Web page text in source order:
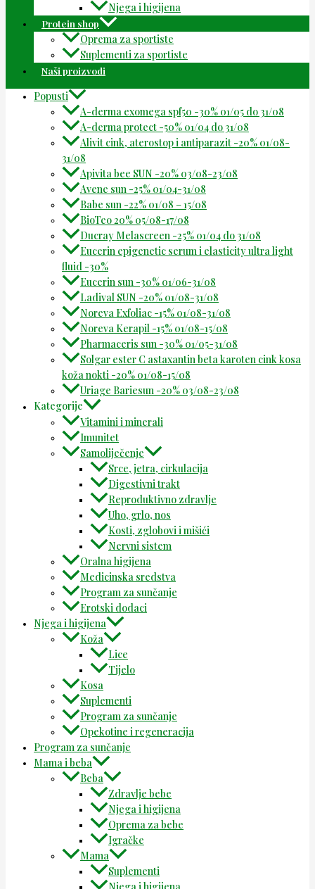
Njega i higijena
Protein shop
Oprema za sportiste
Suplementi za sportiste
Naši proizvodi
Popusti
A-derma exomega spf50 -30% 01/05 do 31/08
A-derma protect -50% 01/04 do 31/08
Alivit cink, aterostop i antiparazit -20% 01/08-
31/08
Apivita bee SUN -20% 03/08-23/08
Avene sun -25% 01/04-31/08
Babe sun -22% 01/08 – 15/08
BioTeo 20% 05/08-17/08
Ducray Melascreen -25% 01/04 do 31/08
Eucerin epigenetic serum i elasticity ultra light
fluid -30%
Eucerin sun -30% 01/06-31/08
Ladival SUN -20% 01/08-31/08
Noreva Exfoliac -15% 01/08-31/08
Noreva Kerapil -15% 01/08-15/08
Pharmaceris sun -30% 01/05-31/08
Solgar ester C astaxantin beta karoten cink kosa
koža nokti -20% 01/08-15/08
Uriage Bariesun -20% 03/08-23/08
Kategorije
Vitamini i minerali
Imunitet
Samoliječenje
Srce, jetra, cirkulacija
Digestivni trakt
Reproduktivno zdravlje
Uho, grlo, nos
Kosti, zglobovi i mišići
Nervni sistem
Oralna higijena
Medicinska sredstva
Program za sunčanje
Erotski dodaci
Njega i higijena
Koža
Lice
Tijelo
Kosa
Suplementi
Program za sunčanje
Opekotine i regeneracija
Program za sunčanje
Mama i beba
Beba
Zdravlje bebe
Njega i higijena
Oprema za bebe
Igračke
Mama
Suplementi